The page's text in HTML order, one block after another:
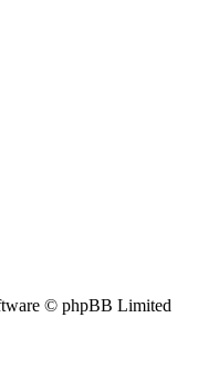
© phpBB Limited